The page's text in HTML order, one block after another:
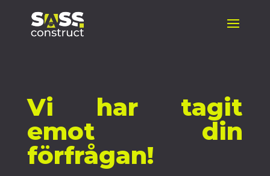
Vi har tagit
emot din
förfrågan!